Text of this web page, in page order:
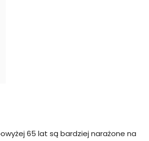
65 lat są bardziej narażone na